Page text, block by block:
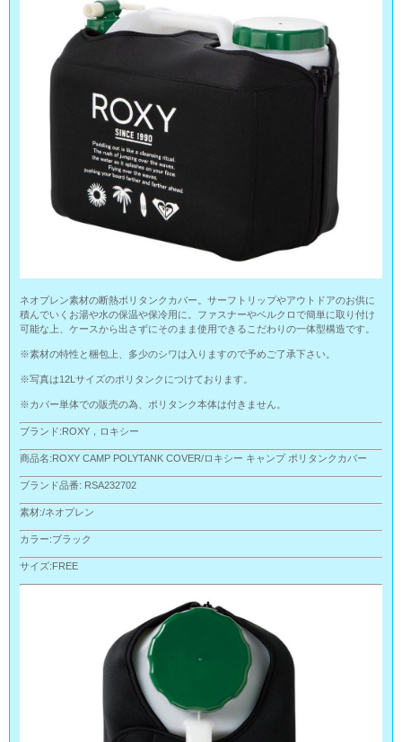
ネオプレン素材の断熱ポリタンクカバー。サーフトリップやアウトドアのお供に
積んでいくお湯や水の保温や保冷用に。ファスナーやベルクロで簡単に取り付け
可能な上、ケースから出さずにそのまま使用できるこだわりの一体型構造です。
※素材の特性と梱包上、多少のシワは入りますので予めご了承下さい。
※写真は12Lサイズのポリタンクにつけております。
※カバー単体での販売の為、ポリタンク本体は付きません。
ブランド:ROXY，ロキシー
商品名:ROXY CAMP POLYTANK COVER/ロキシー キャンプ ポリタンクカバー
ブランド品番: RSA232702
素材:/ネオプレン
カラー:ブラック
サイズ:FREE